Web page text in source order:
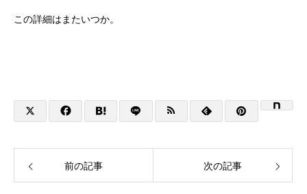
この詳細はまたいつか。
前の記事 次の記事